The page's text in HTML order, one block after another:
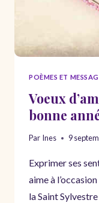
POÈMES ET
Voeux
bonne
Par Ines 9
Exprimer ses
aime à
la Saint